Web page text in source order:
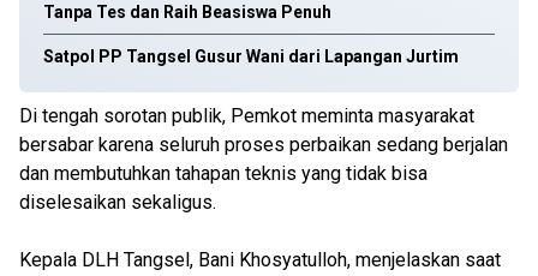
Tanpa Tes dan Raih Beasiswa Penuh
Satpol PP Tangsel Gusur Wani dari Lapangan Jurtim
Di tengah sorotan publik, Pemkot meminta masyarakat
bersabar karena seluruh proses perbaikan sedang berjalan
dan membutuhkan tahapan teknis yang tidak bisa
diselesaikan sekaligus.
Kepala DLH Tangsel, Bani Khosyatulloh, menjelaskan saat